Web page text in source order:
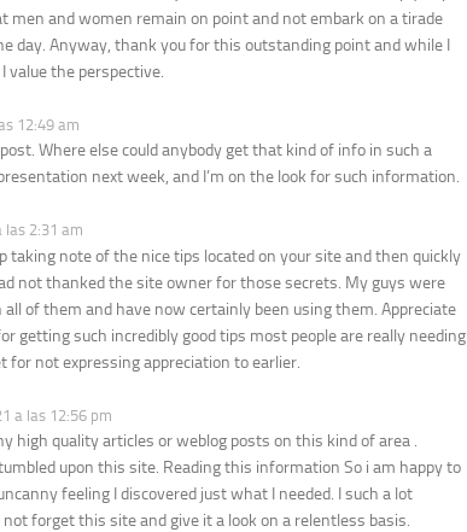
men and women remain on point and not embark on a tirade
day. Anyway, thank you for this outstanding point and while I
value the perspective.
12:49 am
Where else could anybody get that kind of info in such a
next week, and I’m on the look for such information.
las 2:31 am
taking note of the nice tips located on your site and then quickly
not thanked the site owner for those secrets. My guys were
of them and have now certainly been using them. Appreciate
getting such incredibly good tips most people are really needing
for not expressing appreciation to earlier.
a las 12:56 pm
high quality articles or weblog posts on this kind of area .
upon this site. Reading this information So i am happy to
feeling I discovered just what I needed. I such a lot
forget this site and give it a look on a relentless basis.